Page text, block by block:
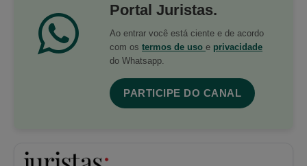
Portal Juristas.
Ao entrar você está ciente e de acordo
com os termos de uso e privacidade
do Whatsapp.
PARTICIPE DO CANAL